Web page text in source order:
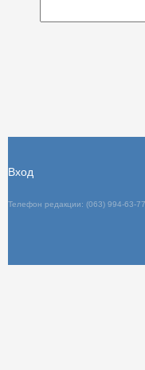
Вход
Телефон редакции: (063) 994-63-77